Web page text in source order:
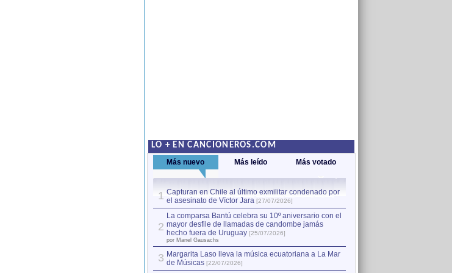
LO + EN CANCIONEROS.COM
Más nuevo Más leído Más votado
1 Capturan en Chile al último exmilitar condenado por
el asesinato de Víctor Jara [27/07/2026]
2
La comparsa Bantú celebra su 10º aniversario con el
mayor desfile de llamadas de candombe jamás
hecho fuera de Uruguay [25/07/2026]
por Manel Gausachs
3 Margarita Laso lleva la música ecuatoriana a La Mar
de Músicas [22/07/2026]